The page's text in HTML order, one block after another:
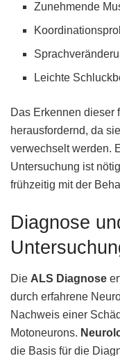
Zunehmende
Leichte
Das Erkennen dieser
herausfordernd, da
verwechselt werden.
Untersuchung ist
frühzeitig mit der
Diagnose
Die ALS Diagnose
durch erfahrene
Nachweis einer
Motoneurons.
die Basis für die